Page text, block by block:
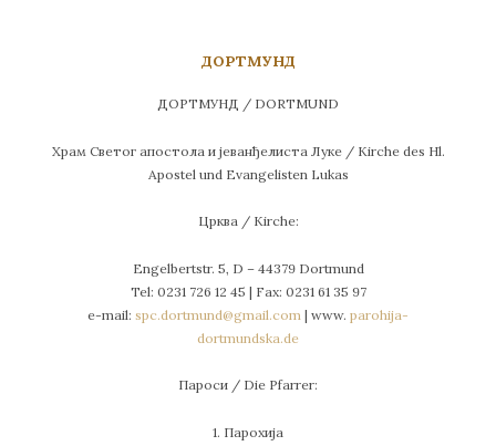
ДОРТМУНД
ДОРТМУНД / DORTMUND
Храм Светог апостола и јеванђелиста Луке / Kirche des Hl.
Apostel und Evangelisten Lukas
Црква / Kirche:
Engelbertstr. 5, D – 44379 Dortmund
Tel: 0231 726 12 45 | Fax: 0231 61 35 97
e-mail: spc.dortmund@gmail.com | www. parohija-
dortmundska.de
Пароси / Die Pfarrer:
1. Парохија